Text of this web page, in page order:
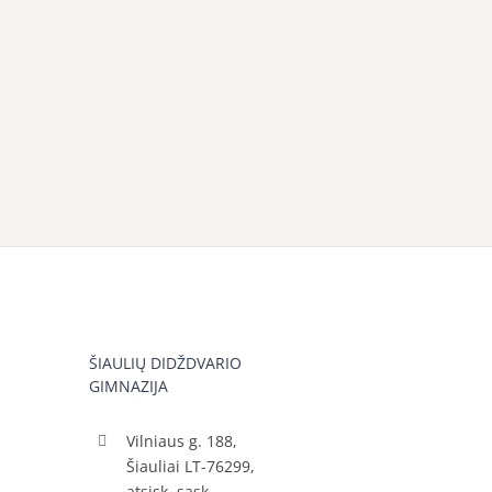
ŠIAULIŲ DIDŽDVARIO
GIMNAZIJA
Vilniaus g. 188,
Šiauliai LT-76299,